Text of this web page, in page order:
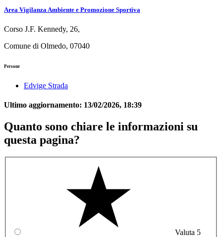
Area Vigilanza Ambiente e Promozione Sportiva
Corso J.F. Kennedy, 26,
Comune di Olmedo, 07040
Persone
Edvige Strada
Ultimo aggiornamento: 13/02/2026, 18:39
Quanto sono chiare le informazioni su
questa pagina?
Valuta 5